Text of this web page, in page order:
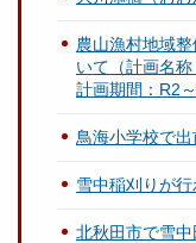
農山漁村地域
いて（計画名
計画期間：R2～
鳥海小学校で出
雪中稲刈りが
北秋田市で雪